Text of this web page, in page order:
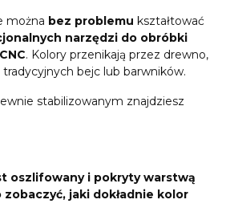
można bez problemu kształtować
narzędzi do obróbki
. Kolory przenikają przez drewno,
bejc lub barwników.
stabilizowanym znajdziesz
oszlifowany i pokryty warstwą
jaki dokładnie kolor